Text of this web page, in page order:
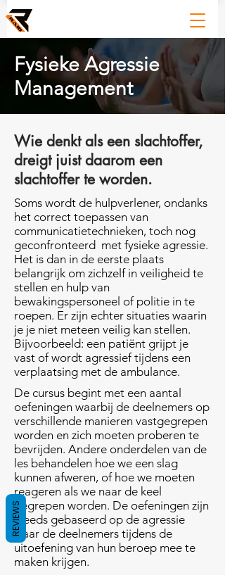
Fysieke Agressie
Management
Wie denkt als een slachtoffer,
dreigt juist daarom een
slachtoffer te worden.
Soms wordt de hulpverlener, ondanks
het correct toepassen van
communicatietechnieken, toch nog
geconfronteerd met fysieke agressie.
Het is dan in de eerste plaats
belangrijk om zichzelf in veiligheid te
stellen en hulp van
bewakingspersoneel of politie in te
roepen. Er zijn echter situaties waarin
je je niet meteen veilig kan stellen.
Bijvoorbeeld: een patiënt grijpt je
vast of wordt agressief tijdens een
verplaatsing met de ambulance.
De cursus begint met een aantal
oefeningen waarbij de deelnemers op
verschillende manieren vastgegrepen
worden en zich moeten proberen te
bevrijden. Andere onderdelen van de
les behandelen hoe we een slag
kunnen afweren, of hoe we moeten
reageren als we naar de keel
gegrepen worden. De oefeningen zijn
steeds gebaseerd op de agressie
waar de deelnemers tijdens de
uitoefening van hun beroep mee te
maken krijgen.
REVIEWS